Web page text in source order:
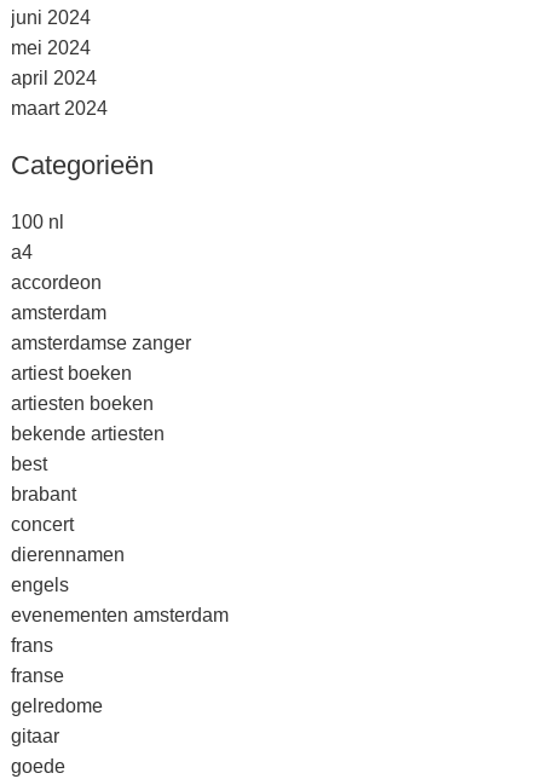
juni 2024
mei 2024
april 2024
maart 2024
Categorieën
100 nl
a4
accordeon
amsterdam
amsterdamse zanger
artiest boeken
artiesten boeken
bekende artiesten
best
brabant
concert
dierennamen
engels
evenementen amsterdam
frans
franse
gelredome
gitaar
goede